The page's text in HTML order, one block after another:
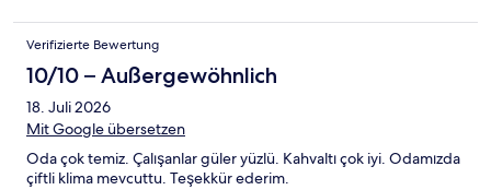
Verifizierte Bewertung
10/10 – Außergewöhnlich
18. Juli 2026
Mit Google übersetzen
Oda çok temiz. Çalışanlar güler yüzlü. Kahvaltı çok iyi. Odamızda
çiftli klima mevcuttu. Teşekkür ederim.